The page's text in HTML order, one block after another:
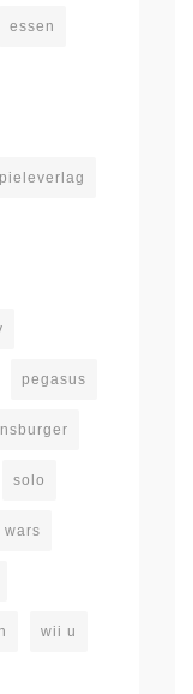
essen
pegasus
solo
wars
wii u